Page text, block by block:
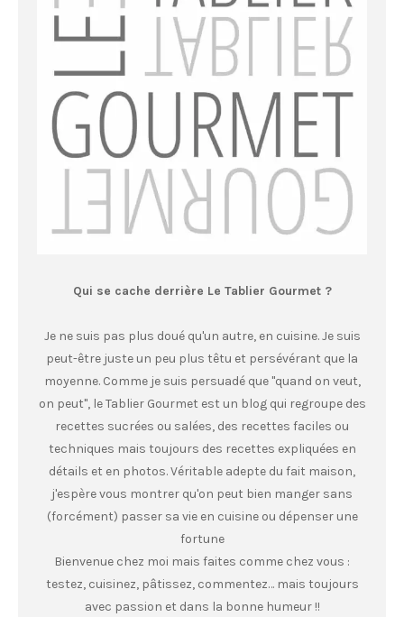
Qui se cache derrière Le Tablier Gourmet ?
Je ne suis pas plus doué qu'un autre, en cuisine. Je suis
peut-être juste un peu plus têtu et persévérant que la
moyenne. Comme je suis persuadé que "quand on veut,
on peut", le Tablier Gourmet est un blog qui regroupe des
recettes sucrées ou salées, des recettes faciles ou
techniques mais toujours des recettes expliquées en
détails et en photos. Véritable adepte du fait maison,
j'espère vous montrer qu'on peut bien manger sans
(forcément) passer sa vie en cuisine ou dépenser une
fortune
Bienvenue chez moi mais faites comme chez vous :
testez, cuisinez, pâtissez, commentez… mais toujours
avec passion et dans la bonne humeur !!